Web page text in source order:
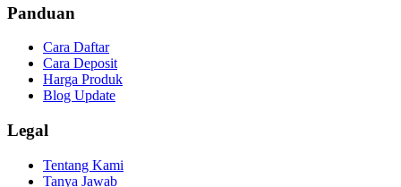
Panduan
Cara Daftar
Cara Deposit
Harga Produk
Blog Update
Legal
Tentang Kami
Tanya Jawab